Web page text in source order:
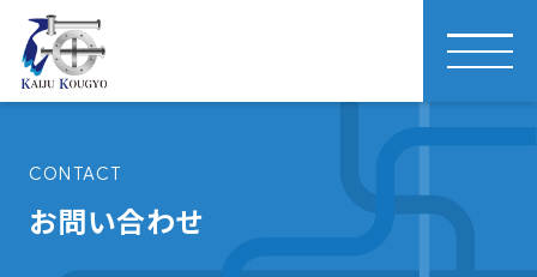
CONTACT
お問い合わせ